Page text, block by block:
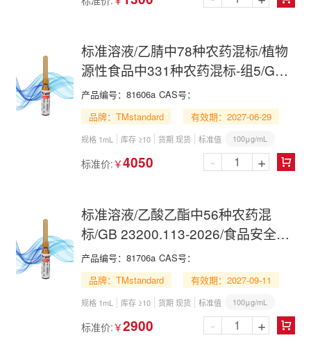
标准溶液/乙腈中78种农药混标/植物
源性食品中331种农药混标-组5/GB
23200.121-2021/GB 23200.121-
2026/78 Pesticide Mix in
Acetonitrile
产品编号： 81606a CAS号：
品牌：TMstandard
有效期：2027-06-29
规格 1mL 库存 ≥10 货期 现货 标准值 100μg/mL
标准价: ￥4050 
- +
标准溶液/乙酸乙酯中56种农药混
标/GB 23200.113-2026/食品安全国
家标准植物源性食品中242种农药及
其代谢物残留量的测定 气相色谱-质
谱联用法/56 Pesticide Mix in Ethyl
Acetate
产品编号： 81706a CAS号：
品牌：TMstandard
有效期：2027-09-11
规格 1mL 库存 ≥10 货期 现货 标准值 100μg/mL
标准价: ￥2900 
- +